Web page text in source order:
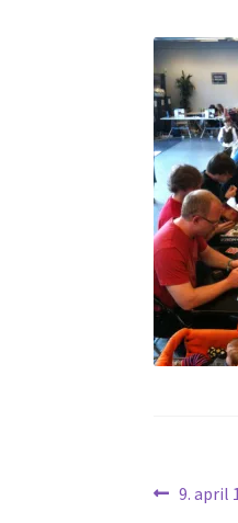
Forrige
9. april